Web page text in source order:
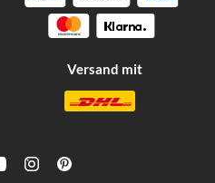
Versand mit